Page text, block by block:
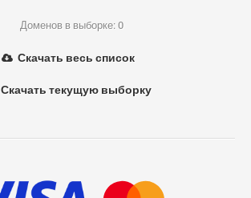
Доменов в выборке: 0
Скачать весь список
Скачать текущую выборку